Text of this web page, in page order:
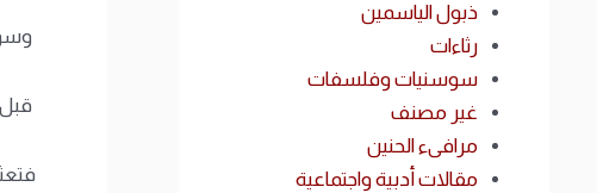
ذبول الياسمين
رثاءات
سوسنيات وفلسفات
غير مصنف
مرافىء الحنين
مقالات أدبية واجتماعية